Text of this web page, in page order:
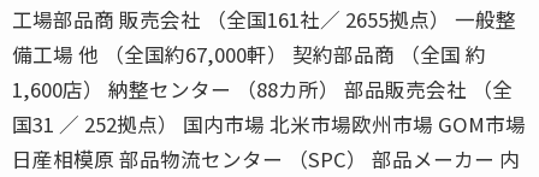
工場部品商 販売会社 （全国161社／ 2655拠点） 一般整
備工場 他 （全国約67,000軒） 契約部品商 （全国 約
1,600店） 納整センター （88カ所） 部品販売会社 （全
国31 ／ 252拠点） 国内市場 北米市場欧州市場 GOM市場
日産相模原 部品物流センター （SPC） 部品メーカー 内